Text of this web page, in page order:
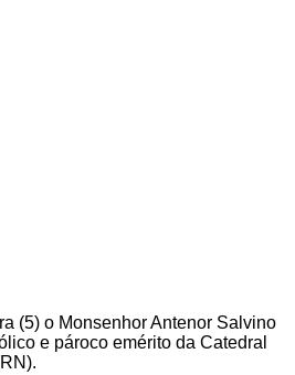
(5) o Monsenhor Antenor Salvino
e pároco emérito da Catedral